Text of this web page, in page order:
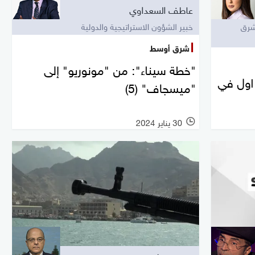
في
عاطف السعداوي
خبير الشؤون الاستراتيجية والدولية
شرق أوسط
"خطة سيناء": من "مونوريو" إلى
"ميسجاف" (5)
30 يناير 2024